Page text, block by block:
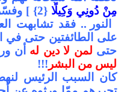
مِنْ دُونِي وَكِيلًا{2} ] وفسّره بقوله
النور .. فقد تشابهت
على
الطائفتين حتى في
حتى لمن لا دين له أن
ليس من البشر !!!
كان السبب الرئيس